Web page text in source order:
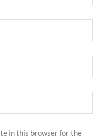
in this browser for the